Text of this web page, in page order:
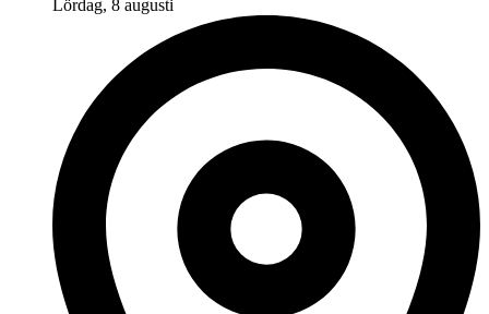
Lördag, 8 augusti